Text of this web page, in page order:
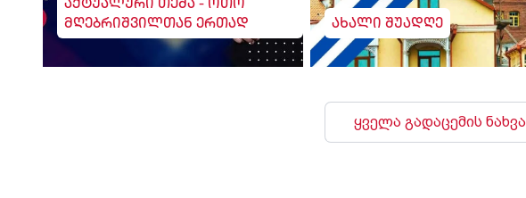
აქტუალური თემა - ოთო
მღებრიშვილთან ერთად
ახალი შუადღე
ყველა გადაცემის ნახვა